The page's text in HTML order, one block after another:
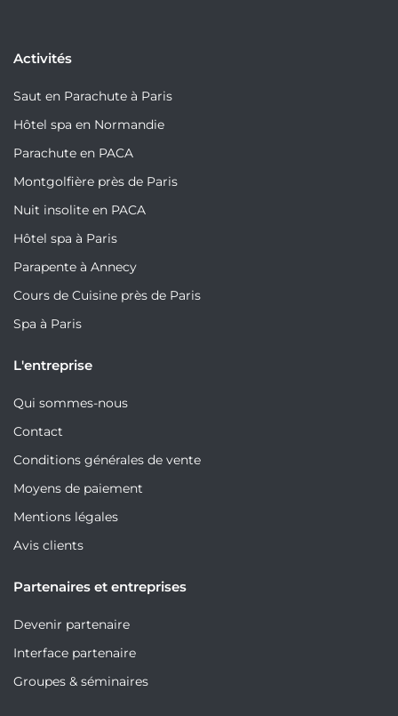
Activités
Saut en Parachute à Paris
Hôtel spa en Normandie
Parachute en PACA
Montgolfière près de Paris
Nuit insolite en PACA
Hôtel spa à Paris
Parapente à Annecy
Cours de Cuisine près de Paris
Spa à Paris
L'entreprise
Qui sommes-nous
Contact
Conditions générales de vente
Moyens de paiement
Mentions légales
Avis clients
Partenaires et entreprises
Devenir partenaire
Interface partenaire
Groupes & séminaires